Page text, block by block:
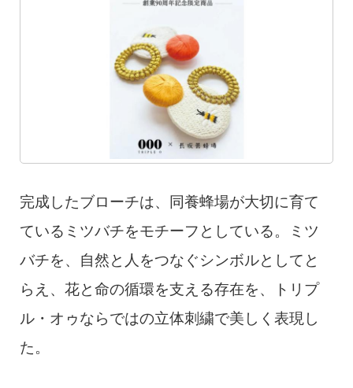
完成したブローチは、同養蜂場が大切に育て
ているミツバチをモチーフとしている。ミツ
バチを、自然と人をつなぐシンボルとしてと
らえ、花と命の循環を支える存在を、トリプ
ル・オゥならではの立体刺繍で美しく表現し
た。